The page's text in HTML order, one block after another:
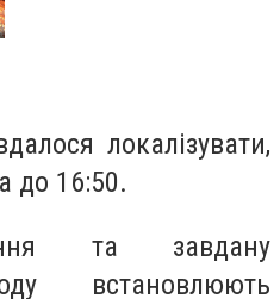
локалізувати,
до 16:50.
та завдану
встановлюють